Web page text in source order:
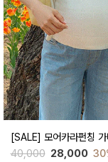
[SALE] 모어카라펀칭
40,000 28,000